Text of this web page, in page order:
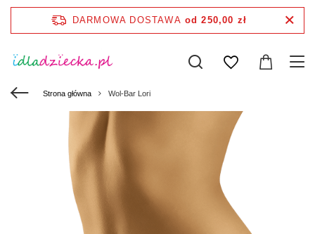
DARMOWA DOSTAWA od 250,00 zł
Strona główna Wol-Bar Lori